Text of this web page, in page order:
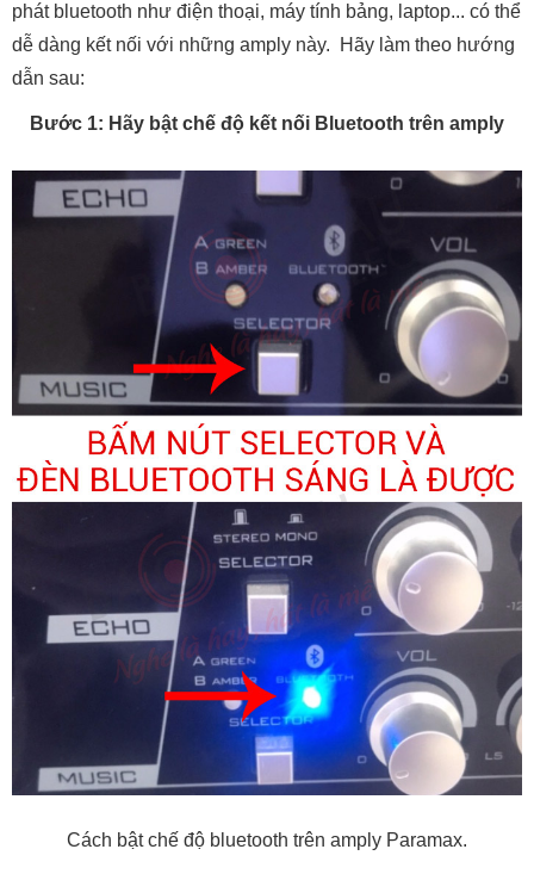
phát bluetooth như điện thoại, máy tính bảng, laptop... có thể
dễ dàng kết nối với những amply này. Hãy làm theo hướng
dẫn sau:
Bước 1: Hãy bật chế độ kết nối Bluetooth trên amply
Cách bật chế độ bluetooth trên amply Paramax.